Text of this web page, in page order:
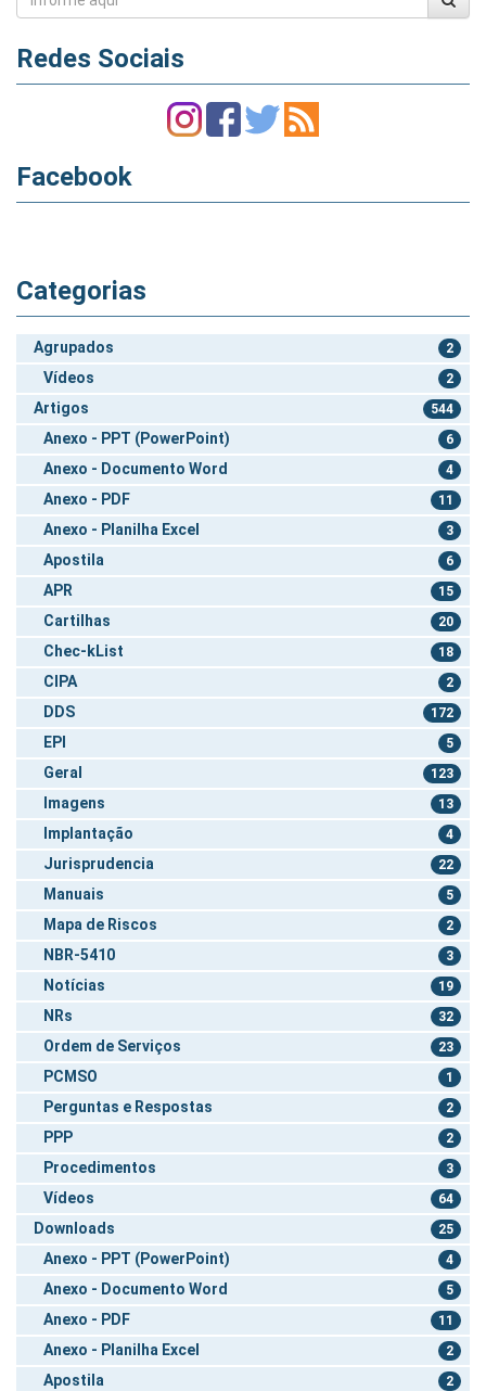
Redes Sociais
Facebook
Categorias
Agrupados 2
Vídeos 2
Artigos 544
Anexo - PPT (PowerPoint) 6
Anexo - Documento Word 4
Anexo - PDF 11
Anexo - Planilha Excel 3
Apostila 6
APR 15
Cartilhas 20
Chec-kList 18
CIPA 2
DDS 172
EPI 5
Geral 123
Imagens 13
Implantação 4
Jurisprudencia 22
Manuais 5
Mapa de Riscos 2
NBR-5410 3
Notícias 19
NRs 32
Ordem de Serviços 23
PCMSO 1
Perguntas e Respostas 2
PPP 2
Procedimentos 3
Vídeos 64
Downloads 25
Anexo - PPT (PowerPoint) 4
Anexo - Documento Word 5
Anexo - PDF 11
Anexo - Planilha Excel 2
Apostila 2